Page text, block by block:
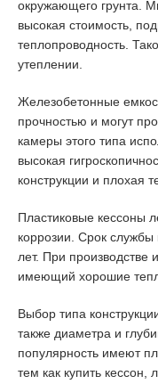
окружающего грунта.
высокая стоимость,
теплопроводность.
утеплении.
Железобетонные
прочностью и могут
камеры этого типа
высокая
конструкции и плохая
Пластиковые кессоны
коррозии. Срок службы
лет. При производстве
имеющий хорошие
Выбор типа
также диаметра и
популярность имеют
тем как купить кессон,